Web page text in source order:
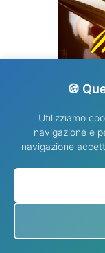
🍪
Utilizziamo
navigazione e
navigazione